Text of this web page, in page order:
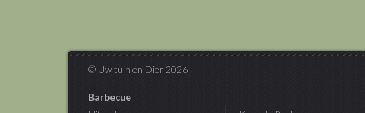
© Uw tuin en Dier 2026
Barbecue